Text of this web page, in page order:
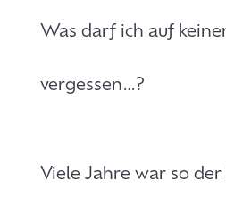
Was darf ich auf
vergessen…?
Viele Jahre war so